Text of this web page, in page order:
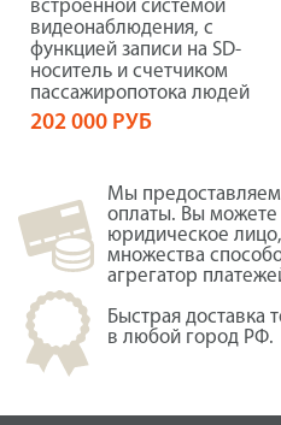
встроенной системой
видеонаблюдения, с
функцией записи на SD-
носитель и счетчиком
пассажиропотока людей
202 000 РУБ
Мы предоставляем
оплаты. Вы можете
юридическое
множества
агрегатор
Быстрая доставка
в любой город РФ.